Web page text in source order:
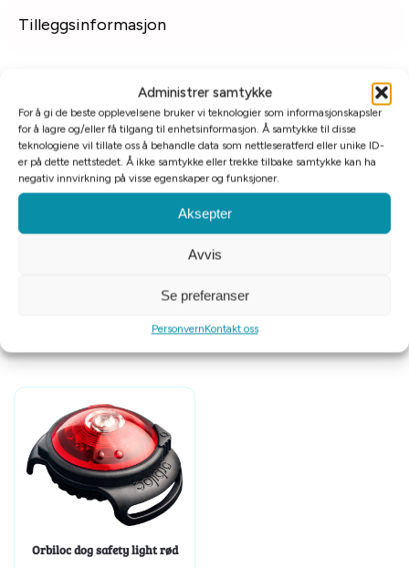
Administrer samtykke
For å gi de beste opplevelsene bruker vi teknologier som informasjonskapsler
for å lagre og/eller få tilgang til enhetsinformasjon. Å samtykke til disse
teknologiene vil tillate oss å behandle data som nettleseratferd eller unike ID-
er på dette nettstedet. Å ikke samtykke eller trekke tilbake samtykke kan ha
negativ innvirkning på visse egenskaper og funksjoner.
Aksepter
Avvis
Se preferanser
PersonvernKontakt oss
Tilleggsinformasjon
Relaterte produkter
Orbiloc dog safety light rød